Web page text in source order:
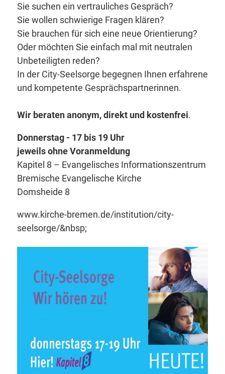
Sie suchen ein vertrauliches Gespräch?
Sie wollen schwierige Fragen klären?
Sie brauchen für sich eine neue Orientierung?
Oder möchten Sie einfach mal mit neutralen
Unbeteiligten reden?
In der City-Seelsorge begegnen Ihnen erfahrene
und kompetente Gesprächspartnerinnen.
Wir beraten anonym, direkt und kostenfrei.
Donnerstag - 17 bis 19 Uhr
jeweils ohne Voranmeldung
Kapitel 8 – Evangelisches Informationszentrum
Bremische Evangelische Kirche
Domsheide 8
www.kirche-bremen.de/institution/city-
seelsorge/&nbsp;